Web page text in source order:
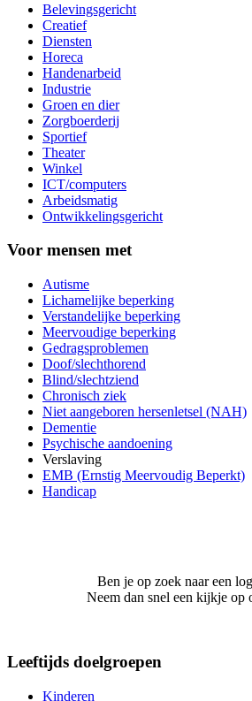
Belevingsgericht
Creatief
Diensten
Horeca
Handenarbeid
Industrie
Groen en dier
Zorgboerderij
Sportief
Theater
Winkel
ICT/computers
Arbeidsmatig
Ontwikkelingsgericht
Voor mensen met
Autisme
Lichamelijke beperking
Verstandelijke beperking
Meervoudige beperking
Gedragsproblemen
Doof/slechthorend
Blind/slechtziend
Chronisch ziek
Niet aangeboren hersenletsel (NAH)
Dementie
Psychische aandoening
Verslaving
EMB (Ernstig Meervoudig Beperkt)
Handicap
Ben je op zoek naar een
Neem dan snel een kijkje op
Leeftijds doelgroepen
Kinderen